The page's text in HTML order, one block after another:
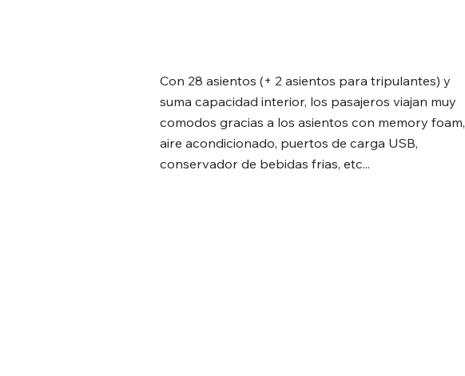
Con 28 asientos (+ 2 asientos para tripulantes) y
suma capacidad interior, los pasajeros viajan muy
comodos gracias a los asientos con memory foam,
aire acondicionado, puertos de carga USB,
conservador de bebidas frias, etc...